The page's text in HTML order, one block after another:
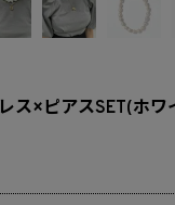
ス×ピアスSET(ホワ